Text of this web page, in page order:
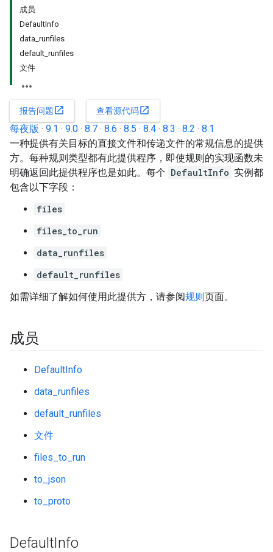
成员
DefaultInfo
data_runfiles
default_runfiles
文件
报告问题open_in_new 查看源代码open_in_new
每夜版 · 9.1 · 9.0 · 8.7 · 8.6 · 8.5 · 8.4 · 8.3 · 8.2 · 8.1
一种提供有关目标的直接文件和传递文件的常规信息的提供
方。每种规则类型都有此提供程序，即使规则的实现函数未
明确返回此提供程序也是如此。每个 DefaultInfo 实例都
包含以下字段：
files
files_to_run
data_runfiles
default_runfiles
如需详细了解如何使用此提供方，请参阅规则页面。
成员
DefaultInfo
data_runfiles
default_runfiles
文件
files_to_run
to_json
to_proto
DefaultInfo